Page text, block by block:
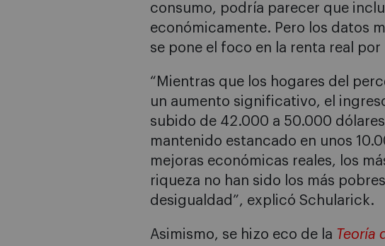
consumo, podría parecer que
económicamente. Pero los datos
se pone el foco en la renta real por
“Mientras que los hogares del
un aumento significativo, el
subido de 42.000 a 50.000
mantenido estancado en unos
mejoras económicas reales, los
riqueza no han sido los más
desigualdad”, explicó Schularick.
Asimismo, se hizo eco de la Teoría